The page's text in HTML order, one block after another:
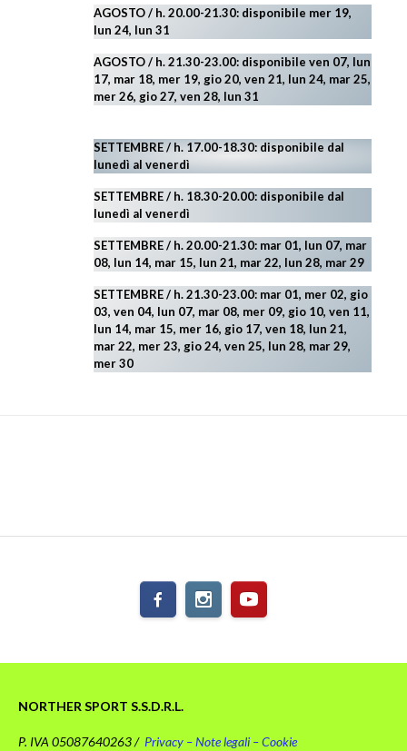
AGOSTO / h. 20.00-21.30: disponibile mer 19,
lun 24, lun 31
AGOSTO/ h. 21.30-23.00: disponibile ven 07, lun
17, mar 18, mer 19, gio 20, ven 21, lun 24, mar 25,
mer 26, gio 27, ven 28, lun 31
SETTEMBRE / h. 17.00-18.30: disponibile dal
lunedì al venerdì
SETTEMBRE / h. 18.30-20.00: disponibile dal
lunedì al venerdì
SETTEMBRE / h. 20.00-21.30: mar 01, lun 07, mar
08, lun 14, mar 15, lun 21, mar 22, lun 28, mar 29
SETTEMBRE / h. 21.30-23.00: mar 01, mer 02, gio
03, ven 04, lun 07, mar 08, mer 09, gio 10, ven 11,
lun 14, mar 15, mer 16, gio 17, ven 18, lun 21,
mar 22, mer 23, gio 24, ven 25, lun 28, mar 29,
mer 30
NORTHER SPORT S.S.D.R.L.
P. IVA 05087640263 / Privacy – Note legali – Cookie